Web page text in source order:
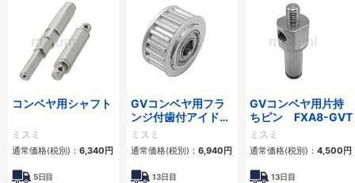
コンベヤ用シャフト
ミスミ
通常価格(税別)： 6,340 円
5日目
GVコンベヤ用フラ
ンジ付歯付アイドラ
ー
ミスミ
通常価格(税別)： 6,940 円
13日目
GVコンベヤ用片持
ちピン FXA8-GVT
ミスミ
通常価格(税別)： 4,500 円
13日目